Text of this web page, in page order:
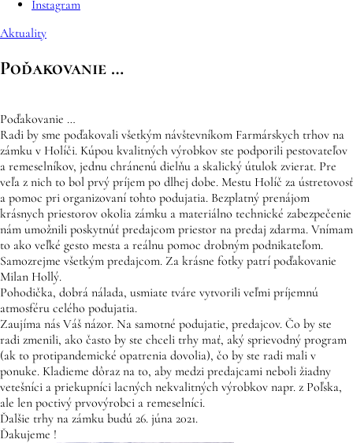
Instagram
Aktuality
Poďakovanie …
Poďakovanie …
Radi by sme poďakovali všetkým návštevníkom Farmárskych trhov na
zámku v Holíči. Kúpou kvalitných výrobkov ste podporili pestovateľov
a remeselníkov, jednu chránenú dielňu a skalický útulok zvierat. Pre
veľa z nich to bol prvý príjem po dlhej dobe. Mestu Holíč za ústretovosť
a pomoc pri organizovaní tohto podujatia. Bezplatný prenájom
krásnych priestorov okolia zámku a materiálno technické zabezpečenie
nám umožnili poskytnúť predajcom priestor na predaj zdarma. Vnímam
to ako veľké gesto mesta a reálnu pomoc drobným podnikateľom.
Samozrejme všetkým predajcom. Za krásne fotky patrí poďakovanie
Milan Hollý.
Pohodička, dobrá nálada, usmiate tváre vytvorili veľmi príjemnú
atmosféru celého podujatia.
Zaujíma nás Váš názor. Na samotné podujatie, predajcov. Čo by ste
radi zmenili, ako často by ste chceli trhy mať, aký sprievodný program
(ak to protipandemické opatrenia dovolia), čo by ste radi mali v
ponuke. Kladieme dôraz na to, aby medzi predajcami neboli žiadny
vetešníci a priekupníci lacných nekvalitných výrobkov napr. z Poľska,
ale len poctivý prvovýrobci a remeselníci.
Ďalšie trhy na zámku budú 26. júna 2021.
Ďakujeme !